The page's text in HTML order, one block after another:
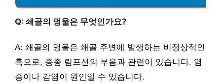
Q: 쇄골의 멍울은 무엇인가요?
A: 쇄골의 멍울은 쇄골 주변에 발생하는 비정상적인
혹으로, 종종 림프선의 부음과 관련이 있습니다. 염
증이나 감염이 원인일 수 있습니다.